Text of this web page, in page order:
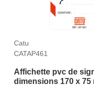
Catu
CATAP461
Affichette pvc de
dimensions 170 x 75